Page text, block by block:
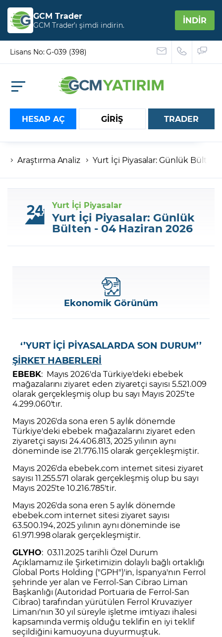
GCM Trader
GCM Trader’ı şimdi indirin. İNDİR
Lisans No: G-039 (398)
HESAP AÇ GİRİŞ
Hesap numaranız
Şifreniz
Şifremi Unuttum
TRADER
Araştırma Analiz Yurt İçi Piyasalar: Günlük Bülten
Yurt İçi Piyasalar
Yurt İçi Piyasalar: Günlük
Bülten - 04 Haziran 2026
Ekonomik Görünüm
‘’YURT İÇİ PİYASALARDA SON DURUM’’
ŞİRKET HABERLERİ
EBEBK: Mayıs 2026'da Türkiye'deki ebebek
mağazalarını ziyaret eden ziyaretçi sayısı 5.521.009
olarak gerçekleşmiş olup bu sayı Mayıs 2025'te
4.299.060'tır.
Mayıs 2026'da sona eren 5 aylık dönemde
Türkiye'deki ebebek mağazalarını ziyaret eden
ziyaretçi sayısı 24.406.813, 2025 yılının aynı
döneminde ise 21.776.115 olarak gerçekleşmiştir.
Mayıs 2026'da ebebek.com internet sitesi ziyaret
sayısı 11.255.571 olarak gerçekleşmiş olup bu sayı
Mayıs 2025'te 10.216.785'tir.
Mayıs 2026'da sona eren 5 aylık dönemde
ebebek.com internet sitesi ziyaret sayısı
63.500.194, 2025 yılının aynı döneminde ise
61.971.998 olarak gerçekleşmiştir.
GLYHO: 03.11.2025 tarihli Özel Durum
Açıklamamız ile Şirketimizin dolaylı bağlı ortaklığı
Global Ports Holding ("GPH")'in, İspanya'nın Ferrol
şehrinde yer alan ve Ferrol-San Cibrao Liman
Başkanlığı (Autoridad Portuaria de Ferrol-San
Cibrao) tarafından yürütülen Ferrol Kruvaziyer
Limanı'nın 30 yıl süreyle işletme imtiyazı ihalesi
kapsamında vermiş olduğu teklifin en iyi teklif
seçildiğini kamuoyuna duyurmuştuk.